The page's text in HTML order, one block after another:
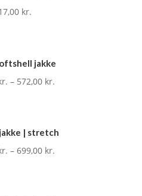
kr.
jakke
– 572,00 kr.
| stretch
–699,00 kr.